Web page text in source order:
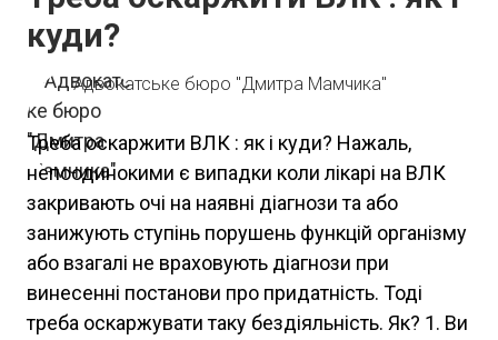
куди?
Адвокатське бюро "Дмитра Мамчика"
Треба оскаржити ВЛК : як і куди? Нажаль,
непоодинокими є випадки коли лікарі на ВЛК
закривають очі на наявні діагнози та або
занижують ступінь порушень функцій організму
або взагалі не враховують діагнози при
винесенні постанови про придатність. Тоді
треба оскаржувати таку бездіяльність. Як? 1. Ви